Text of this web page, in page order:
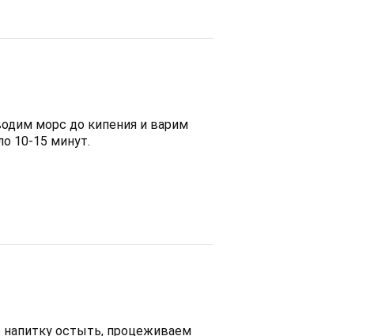
морс до кипения и варим
10-15 минут.
напитку остыть, процеживаем